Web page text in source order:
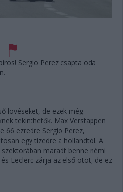
Sergio Perez csapta oda
lövéseket, de ezek még
tekinthetők. Max Verstappen
66 ezredre Sergio Perez,
egy tizedre a hollandtól. A
maradt benne némi
Leclerc zárja az első ötöt, de ez